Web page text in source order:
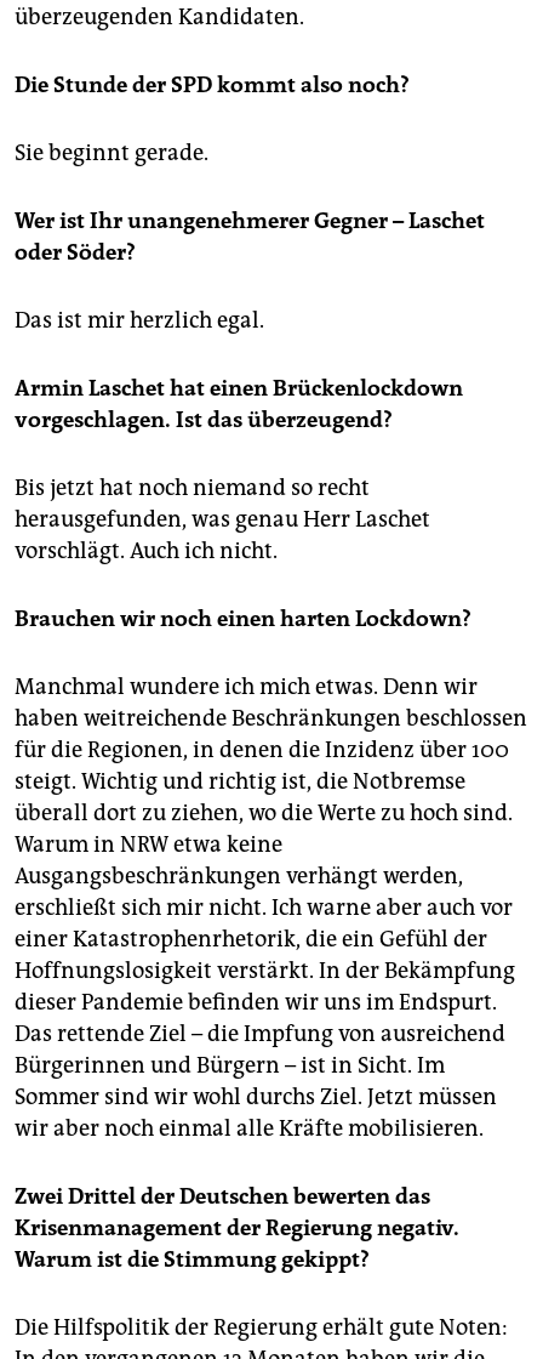
überzeugenden Kandidaten.
Die Stunde der SPD kommt also noch?
Sie beginnt gerade.
Wer ist Ihr unangenehmerer Gegner – Laschet
oder Söder?
Das ist mir herzlich egal.
Armin Laschet hat einen Brückenlockdown
vorgeschlagen. Ist das überzeugend?
Bis jetzt hat noch niemand so recht
herausgefunden, was genau Herr Laschet
vorschlägt. Auch ich nicht.
Brauchen wir noch einen harten Lockdown?
Manchmal wundere ich mich etwas. Denn wir
haben weitreichende Beschränkungen beschlossen
für die Regionen, in denen die Inzidenz über 100
steigt. Wichtig und richtig ist, die Notbremse
überall dort zu ziehen, wo die Werte zu hoch sind.
Warum in NRW etwa keine
Ausgangsbeschränkungen verhängt werden,
erschließt sich mir nicht. Ich warne aber auch vor
einer Katastrophenrhetorik, die ein Gefühl der
Hoffnungslosigkeit verstärkt. In der Bekämpfung
dieser Pandemie befinden wir uns im Endspurt.
Das rettende Ziel – die Impfung von ausreichend
Bürgerinnen und Bürgern – ist in Sicht. Im
Sommer sind wir wohl durchs Ziel. Jetzt müssen
wir aber noch einmal alle Kräfte mobilisieren.
Zwei Drittel der Deutschen bewerten das
Krisenmanagement der Regierung negativ.
Warum ist die Stimmung gekippt?
Die Hilfspolitik der Regierung erhält gute Noten: